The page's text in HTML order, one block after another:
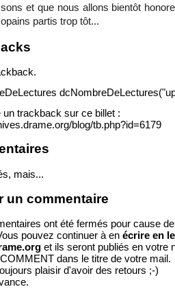
et que nous allons bientôt
partis trop tôt...
un trackback sur ce billet :
blog/tb.php?id=6179
mais...
un commentaire
ont été fermés pour cause
pouvez continuer à en écrire en
et ils seront publiés en votre
dans le titre de votre mail.
plaisir d'avoir des retours ;-)